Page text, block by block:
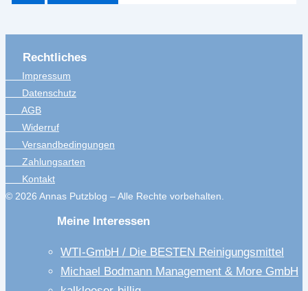
Rechtliches
Impressum
Datenschutz
AGB
Widerruf
Versandbedingungen
Zahlungsarten
Kontakt
© 2026 Annas Putzblog – Alle Rechte vorbehalten.
Meine Interessen
WTI-GmbH / Die BESTEN Reinigungsmittel
Michael Bodmann Management & More GmbH